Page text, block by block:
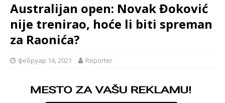
Australijan open: Novak Đoković
nije trenirao, hoće li biti spreman
za Raonića?
фебруар 14, 2021 Reporter